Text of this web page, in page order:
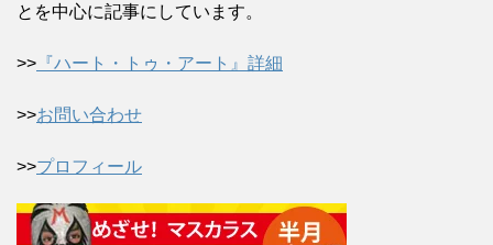
とを中心に記事にしています。
>> 『ハート・トゥ・アート』詳細
>>お問い合わせ
>>プロフィール